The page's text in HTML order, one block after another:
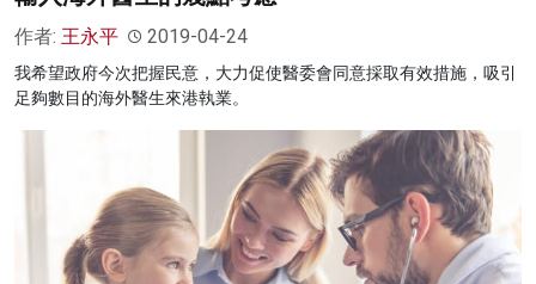
作者: 王永平 2019-04-24
我希望政府今次把握民意，大力促使醫委會同意採取有效措施，吸引
足夠數目的海外醫生來港執業。